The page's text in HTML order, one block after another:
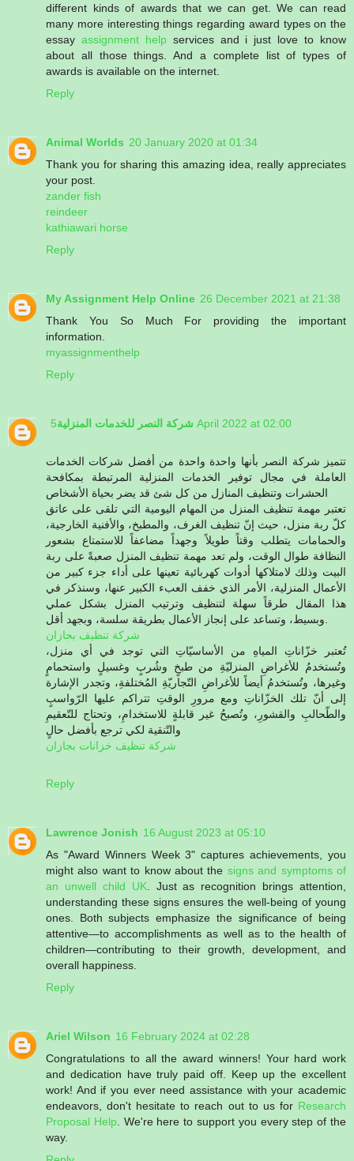
different kinds of awards that we can get. We can read
many more interesting things regarding award types on the
essay assignment help services and i just love to know
about all those things. And a complete list of types of
awards is available on the internet.
Reply
Animal Worlds 20 January 2020 at 01:34
Thank you for sharing this amazing idea, really appreciates
your post.
zander fish
reindeer
kathiawari horse
Reply
My Assignment Help Online 26 December 2021 at 21:38
Thank You So Much For providing the important
information.
myassignmenthelp
Reply
شركة النصر للخدمات المنزلية 5 April 2022 at 02:00
تتميز شركة النصر بأنها واحدة واحدة من أفضل شركات الخدمات
العاملة في مجال توفير الخدمات المنزلية المرتبطة بمكافحة
الحشرات وتنظيف المنازل من كل شئ قد يضر بحياة الأشخاص
تعتبر مهمة تنظيف المنزل من المهام اليومية التي تلقى على عاتق
كلّ ربة منزل، حيث إنّ تنظيف الغرف، والمطبخ، والأفنية الخارجية،
والحمامات يتطلب وقتاً طويلاً وجهداً مضاعفاً للاستمتاع بشعور
النظافة طوال الوقت، ولم تعد مهمة تنظيف المنزل صعبةً على ربة
البيت وذلك لامتلاكها أدوات كهربائية تعينها على أداء جزء كبير من
الأعمال المنزلية، الأمر الذي خفف العبء الكبير عنها، وسنذكر في
هذا المقال طرقاً سهلة لتنظيف وترتيب المنزل بشكل عملي
شركة تنظيف بجازان
تُعتبر خزّاناتِ المياهِ من الأساسيّاتِ التي توجد في أي منزل،
وتُستخدمُ للأغراضِ المنزليّةِ من طبخٍ وشُربٍ وغسيلٍ واستحمامٍ
وغيرها، وتُستخدمُ أيضاً للأغراضِ التّجاريّةِ المُختلفةِ، وتجدر الإشارة
إلى أنّ تلك الخزّاناتِ ومع مرورِ الوقتِ تتراكم عليها الرّواسبٍ
والطّحالبِ والقشورِ، وتُصبحُ غير قابلةٍ للاستخدامِ، وتحتاج للتّعقيمِ
والتّنقية لكي ترجع بأفضل حالٍ
شركة تنظيف خزانات بجازان
Reply
Lawrence Jonish 16 August 2023 at 05:10
As "Award Winners Week 3" captures achievements, you
might also want to know about the signs and symptoms of
an unwell child UK. Just as recognition brings attention,
understanding these signs ensures the well-being of young
ones. Both subjects emphasize the significance of being
attentive—to accomplishments as well as to the health of
children—contributing to their growth, development, and
overall happiness.
Reply
Ariel Wilson 16 February 2024 at 02:28
Congratulations to all the award winners! Your hard work
and dedication have truly paid off. Keep up the excellent
work! And if you ever need assistance with your academic
endeavors, don't hesitate to reach out to us for Research
Proposal Help . We're here to support you every step of the
way.